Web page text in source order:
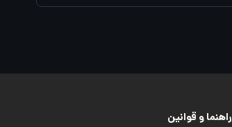
راهنما و قوانین